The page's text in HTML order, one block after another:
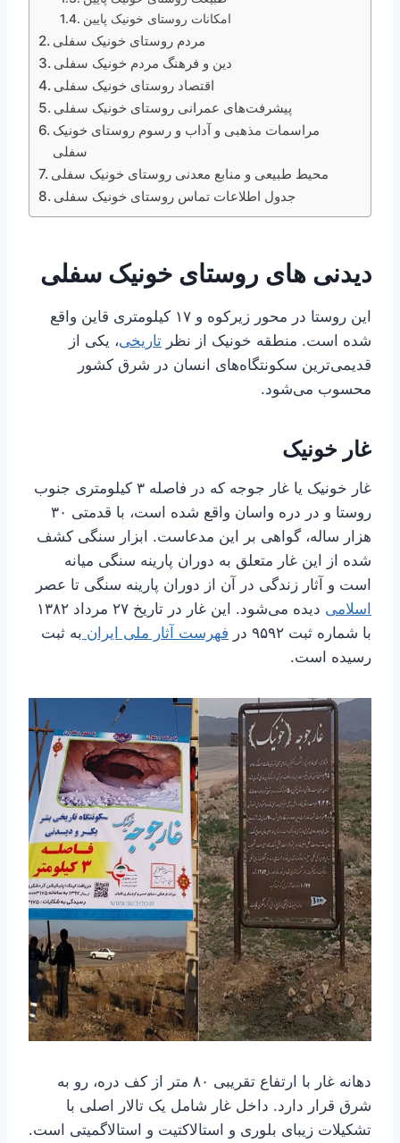
امکانات روستای خونیک پایین
مردم روستای خونیک سفلی
دین و فرهنگ مردم خونیک سفلی
اقتصاد روستای خونیک سفلی
پیشرفت‌های عمرانی روستای خونیک سفلی
مراسمات مذهبی و آداب و رسوم روستای خونیک
سفلی
محیط طبیعی و منابع معدنی روستای خونیک سفلی
جدول اطلاعات تماس روستای خونیک سفلی
دیدنی های روستای خونیک سفلی
این روستا در محور زیرکوه و ۱۷ کیلومتری قاین واقع
شده است. منطقه خونیک از نظر تاریخی، یکی از
قدیمی‌ترین سکونتگاه‌های انسان در شرق کشور
محسوب می‌شود.
غار خونیک
غار خونیک یا غار جوجه که در فاصله ۳ کیلومتری جنوب
روستا و در دره واسان واقع شده است، با قدمتی ۳۰
هزار ساله، گواهی بر این مدعاست. ابزار سنگی کشف
شده از این غار متعلق به دوران پارینه سنگی میانه
است و آثار زندگی در آن از دوران پارینه سنگی تا عصر
اسلامی
دیده می‌شود. این غار در تاریخ ۲۷ مرداد ۱۳۸۲
با شماره ثبت ۹۵۹۲ در
فهرست آثار ملی ایران به ثبت
رسیده است.
دهانه غار با ارتفاع تقریبی ۸۰ متر از کف دره، رو به
شرق قرار دارد. داخل غار شامل یک تالار اصلی با
تشکیلات زیبای بلوری و استالاکتیت و استالاگمیتی است.